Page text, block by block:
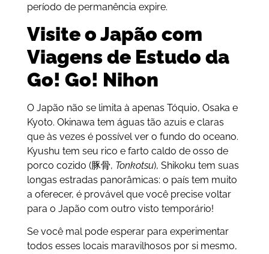
período de permanência expire.
Visite o Japão com
Viagens de Estudo da
Go! Go! Nihon
O Japão não se limita à apenas Tóquio, Osaka e
Kyoto. Okinawa tem águas tão azuis e claras
que às vezes é possível ver o fundo do oceano.
Kyushu tem seu rico e farto caldo de osso de
porco cozido (豚骨, Tonkotsu), Shikoku tem suas
longas estradas panorâmicas: o país tem muito
a oferecer, é provável que você precise voltar
para o Japão com outro visto temporário!
Se você mal pode esperar para experimentar
todos esses locais maravilhosos por si mesmo,